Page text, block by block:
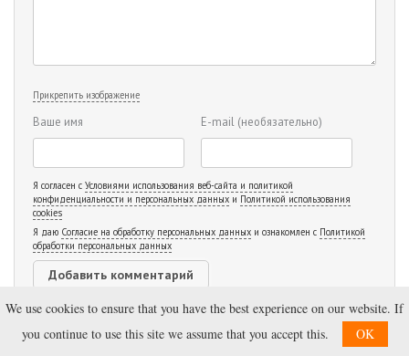
Прикрепить изображение
Ваше имя E-mail (необязательно)
Я согласен с Условиями использования веб-сайта и политикой
конфиденциальности и персональных данных и Политикой использования
cookies
Я даю Согласие на обработку персональных данных и ознакомлен с Политикой
обработки персональных данных
We use cookies to ensure that you have the best experience on our website. If
you continue to use this site we assume that you accept this.
OK